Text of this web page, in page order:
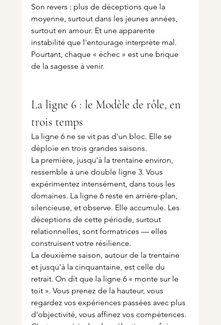
Son revers : plus de déceptions que la
moyenne, surtout dans les jeunes années,
surtout en amour. Et une apparente
instabilité que l'entourage interprète mal.
Pourtant, chaque « échec » est une brique
de la sagesse à venir.
La ligne 6 : le Modèle de rôle, en
trois temps
La ligne 6 ne se vit pas d'un bloc. Elle se
déploie en trois grandes saisons.
La première, jusqu'à la trentaine environ,
ressemble à une double ligne 3. Vous
expérimentez intensément, dans tous les
domaines. La ligne 6 reste en arrière-plan,
silencieuse, et observe. Elle accumule. Les
déceptions de cette période, surtout
relationnelles, sont formatrices — elles
construisent votre résilience.
La deuxième saison, autour de la trentaine
et jusqu'à la cinquantaine, est celle du
retrait. On dit que la ligne 6 « monte sur le
toit ». Vous prenez de la hauteur, vous
regardez vos expériences passées avec plus
d'objectivité, vous affinez vos compétences.